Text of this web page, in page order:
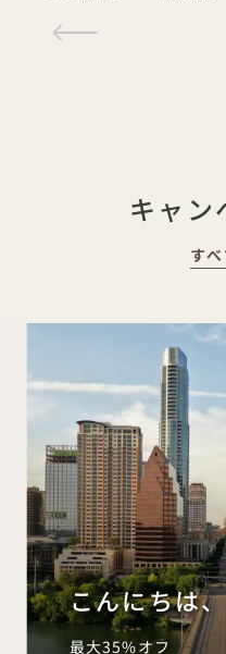
キャン
す
こんにちは
最大35%オフ